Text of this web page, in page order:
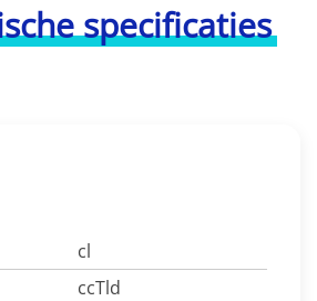
specificaties
cl
ccTld